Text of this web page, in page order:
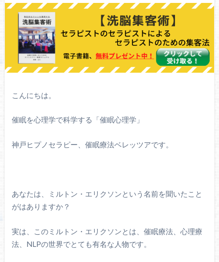
こんにちは。
催眠を心理学で科学する「催眠心理学」
神戸ヒプノセラピー、催眠療法ベレッツアです。
あなたは、ミルトン・エリクソンという名前を聞いたこと
がはありますか？
実は、このミルトン・エリクソンとは、催眠療法、心理療
法、NLPの世界でとても有名な人物です。